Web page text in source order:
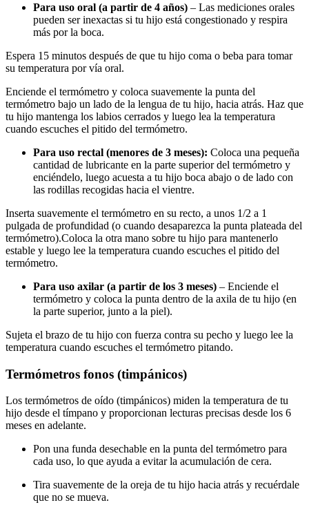
Para uso oral (a partir de 4 años) – Las mediciones orales
pueden ser inexactas si tu hijo está congestionado y respira
más por la boca.
Espera 15 minutos después de que tu hijo coma o beba para tomar
su temperatura por vía oral.
Enciende el termómetro y coloca suavemente la punta del
termómetro bajo un lado de la lengua de tu hijo, hacia atrás. Haz que
tu hijo mantenga los labios cerrados y luego lea la temperatura
cuando escuches el pitido del termómetro.
Para uso rectal (menores de 3 meses): Coloca una pequeña
cantidad de lubricante en la parte superior del termómetro y
enciéndelo, luego acuesta a tu hijo boca abajo o de lado con
las rodillas recogidas hacia el vientre.
Inserta suavemente el termómetro en su recto, a unos 1/2 a 1
pulgada de profundidad (o cuando desaparezca la punta plateada del
termómetro).Coloca la otra mano sobre tu hijo para mantenerlo
estable y luego lee la temperatura cuando escuches el pitido del
termómetro.
Para uso axilar (a partir de los 3 meses) – Enciende el
termómetro y coloca la punta dentro de la axila de tu hijo (en
la parte superior, junto a la piel).
Sujeta el brazo de tu hijo con fuerza contra su pecho y luego lee la
temperatura cuando escuches el termómetro pitando.
Termómetros fonos (timpánicos)
Los termómetros de oído (timpánicos) miden la temperatura de tu
hijo desde el tímpano y proporcionan lecturas precisas desde los 6
meses en adelante.
Pon una funda desechable en la punta del termómetro para
cada uso, lo que ayuda a evitar la acumulación de cera.
Tira suavemente de la oreja de tu hijo hacia atrás y recuérdale
que no se mueva.